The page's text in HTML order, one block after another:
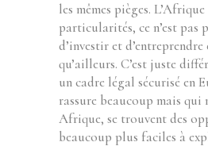
les mêmes pièges. L’Afrique
particularités, ce n’est pas
d’investir et
qu’ailleurs. C’est juste
un cadre légal sécurisé en
rassure beaucoup mais qui
Afrique, se trouvent des
beaucoup plus faciles à